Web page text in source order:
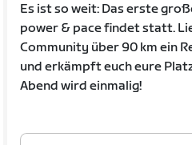
Es ist so weit: Das erste
power & pace findet statt.
Community über 90 km ein
und erkämpft euch eure
Abend wird einmalig!